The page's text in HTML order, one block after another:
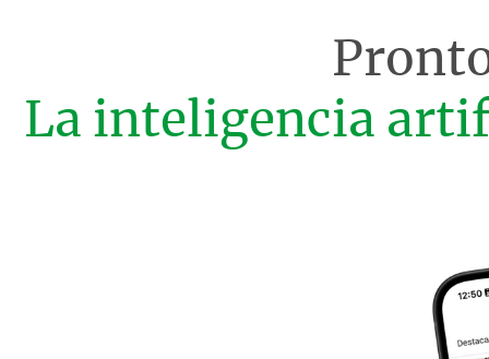
La inteligencia